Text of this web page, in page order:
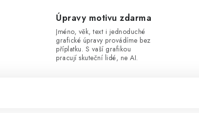
Úpravy motivu zdarma
Jméno, věk, text i jednoduché
grafické úpravy provádíme bez
příplatku. S vaší grafikou
pracují skuteční lidé, ne AI.